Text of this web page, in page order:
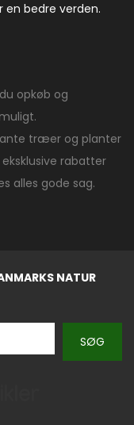
bedre verden.
opkøb og
træer og planter
rabatter
alles gode sag.
NATUR
SØG